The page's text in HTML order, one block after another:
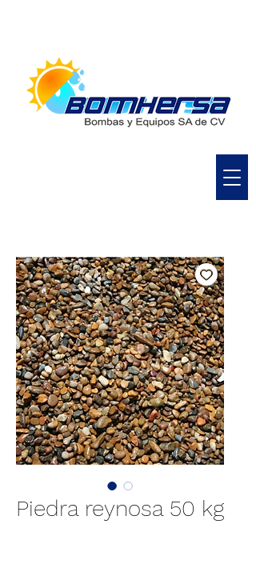
Piedra reynosa 50 kg